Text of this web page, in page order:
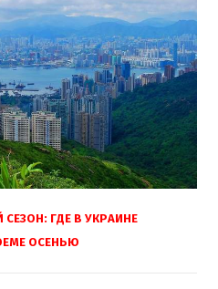
ГДЕ В УКРАИНЕ
ОСЕНЬЮ